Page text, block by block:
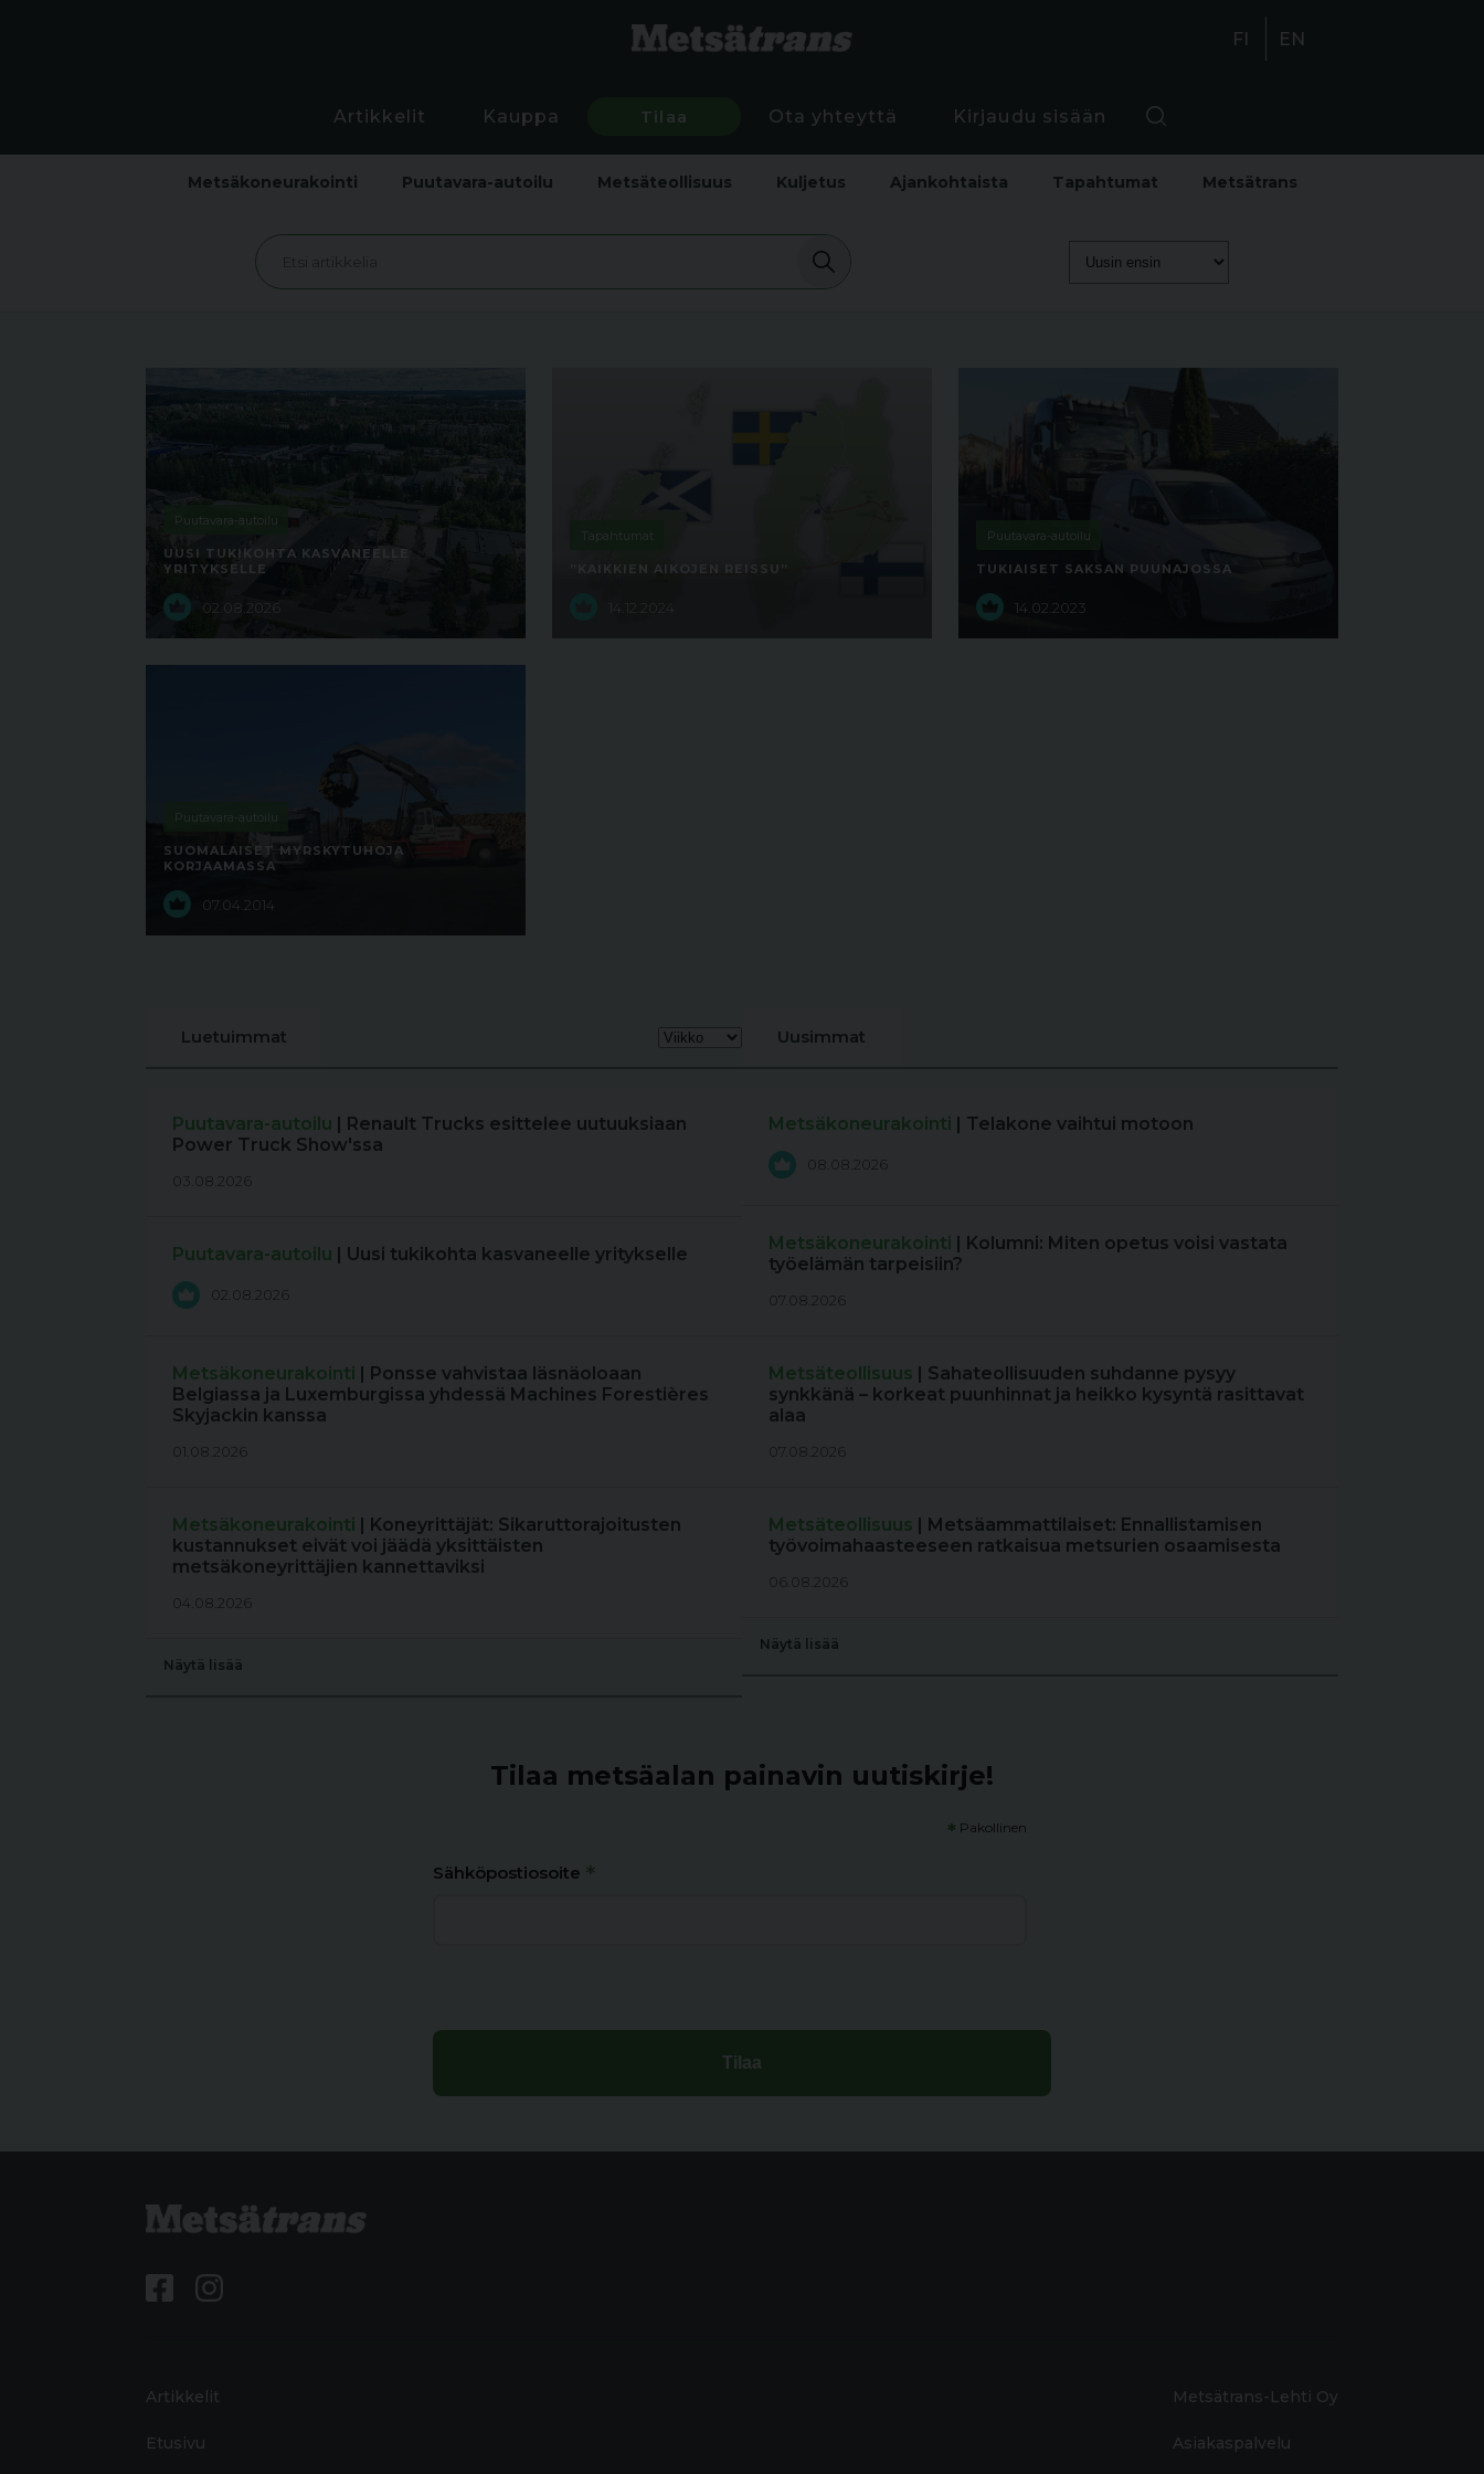
FI EN
Artikkelit Kauppa Tilaa Ota yhteyttä Kirjaudu sisään
Metsäkoneurakointi Puutavara-autoilu Metsäteollisuus Kuljetus Ajankohtaista Tapahtumat Metsätrans
Puutavara-autoilu
UUSI TUKIKOHTA KASVANEELLE
YRITYKSELLE
02.08.2026
Tapahtumat
”KAIKKIEN AIKOJEN REISSU”
14.12.2024
Puutavara-autoilu
TUKIAISET SAKSAN PUUNAJOSSA
14.02.2023
Puutavara-autoilu
SUOMALAISET MYRSKYTUHOJA
KORJAAMASSA
07.04.2014
Luetuimmat
Puutavara-autoilu | Renault Trucks esittelee uutuuksiaan
Power Truck Show'ssa
03.08.2026
Puutavara-autoilu | Uusi tukikohta kasvaneelle yritykselle
02.08.2026
Metsäkoneurakointi | Ponsse vahvistaa läsnäoloaan
Belgiassa ja Luxemburgissa yhdessä Machines Forestières
Skyjackin kanssa
01.08.2026
Metsäkoneurakointi | Koneyrittäjät: Sikaruttorajoitusten
kustannukset eivät voi jäädä yksittäisten
metsäkoneyrittäjien kannettaviksi
04.08.2026
Näytä lisää
Uusimmat
Metsäkoneurakointi | Telakone vaihtui motoon
08.08.2026
Metsäkoneurakointi | Kolumni: Miten opetus voisi vastata
työelämän tarpeisiin?
07.08.2026
Metsäteollisuus | Sahateollisuuden suhdanne pysyy
synkkänä – korkeat puunhinnat ja heikko kysyntä rasittavat
alaa
07.08.2026
Metsäteollisuus | Metsäammattilaiset: Ennallistamisen
työvoimahaasteeseen ratkaisua metsurien osaamisesta
06.08.2026
Näytä lisää
Tilaa metsäalan painavin uutiskirje!
* Pakollinen
Sähköpostiosoite *
Artikkelit
Etusivu
Metsätrans-Lehti Oy
Asiakaspalvelu